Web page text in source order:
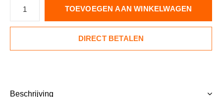
TOEVOEGEN AAN WINKELWAGEN
DIRECT BETALEN
Beschrijving